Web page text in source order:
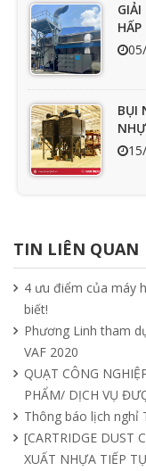
GIẢI
BỤI
loại
TIN LIÊN QUAN
4 ưu điểm của máy
biết!
Phương Linh tham
VAF 2020
QUẠT CÔNG
PHẨM/ DỊCH VỤ
Thông báo lịch nghỉ
[CARTRIDGE DUST
XUẤT NHỰA TIẾP